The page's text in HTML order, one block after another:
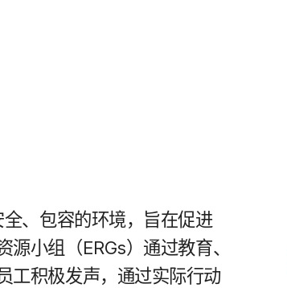
、​包容​的​环境，​旨​在​促进​
源​小组​（ERGs）​通过​教育、​
工​积极​发声，​通过​实际​行动​